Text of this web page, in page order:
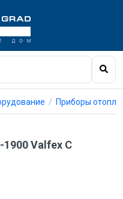
Приборы
Valfex C